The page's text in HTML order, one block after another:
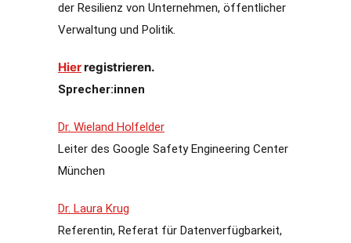
der Resilienz von Unternehmen, öffentlicher
Verwaltung und Politik.
Hierregistrieren.
Sprecher:innen
Dr. Wieland Holfelder
Leiter des Google Safety Engineering Center
München
Dr. Laura Krug
Referentin, Referat für Datenverfügbarkeit,